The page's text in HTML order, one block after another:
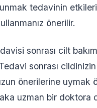
tedavinin
önerilir.
sonrası cilt
sonrası
önerilerine uymak
uzman bir doktora